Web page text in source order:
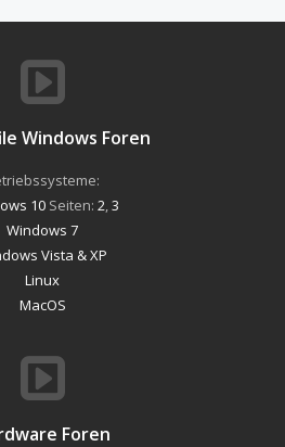
Windows Foren
10Seiten: 2 3
Windows 7
Vista & XP
Linux
MacOS
Foren